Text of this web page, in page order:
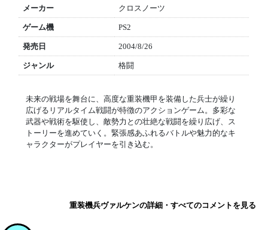
メーカー クロスノーツ
ゲーム機 PS2
発売日 2004/8/26
ジャンル 格闘
未来の戦場を舞台に、高度な重装機甲を装備した兵士が繰り
広げるリアルタイム戦闘が特徴のアクションゲーム。多彩な
武器や戦術を駆使し、敵勢力との壮絶な戦闘を繰り広げ、ス
トーリーを進めていく。緊張感あふれるバトルや魅力的なキ
ャラクターがプレイヤーを引き込む。
重装機兵ヴァルケンの詳細・すべてのコメントを見る